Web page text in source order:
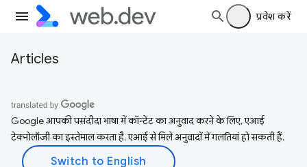
प्रवेश करें
Articles
Google आपकी पसंदीदा भाषा में कॉन्टेंट का अनुवाद करने के लिए, एआई
टेक्नोलॉजी का इस्तेमाल करता है. एआई से मिले अनुवादों में गलतियां हो सकती हैं.